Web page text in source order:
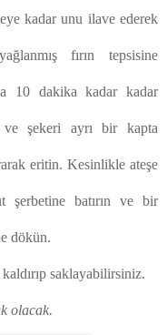
kadar unu ilave ederek
fırın tepsisine
10 dakika kadar kadar
şekeri ayrı bir kapta
eritin. Kesinlikle ateşe
şerbetine batırın ve bir
dökün.
saklayabilirsiniz.
olacak.